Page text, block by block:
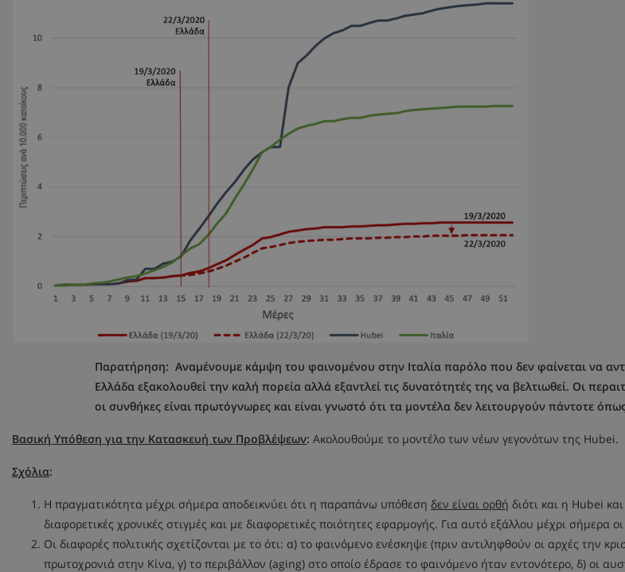
Παρατήρηση: Αναμένουμε κάμψη του φαινομένου στην Ιταλία παρόλο που δεν φαίνεται να
Ελλάδα εξακολουθεί την καλή πορεία αλλά εξαντλεί τις δυνατότητές της να βελτιωθεί. Οι
οι συνθήκες είναι πρωτόγνωρες και είναι γνωστό ότι τα μοντέλα δεν λειτουργούν πάντοτε
Βασική Υπόθεση για την Κατασκευή των Προβλέψεων: Ακολουθούμε το μοντέλο των νέων γεγονότων της Hubei.
Σχόλια:
Η πραγματικότητα μέχρι σήμερα αποδεικνύει ότι η παραπάνω υπόθεση δεν είναι ορθή διότι και η Hubei
διαφορετικές χρονικές στιγμές και με διαφορετικές ποιότητες εφαρμογής. Για αυτό εξάλλου μέχρι σήμερα οι
Οι διαφορές πολιτικής σχετίζονται με το ότι: α) το φαινόμενο ενέσκηψε (πριν αντιληφθούν οι αρχές την
πρωτοχρονιά στην Κίνα, γ) το περιβάλλον (aging) στο οποίο έδρασε το φαινόμενο ήταν εντονότερο, δ) οι